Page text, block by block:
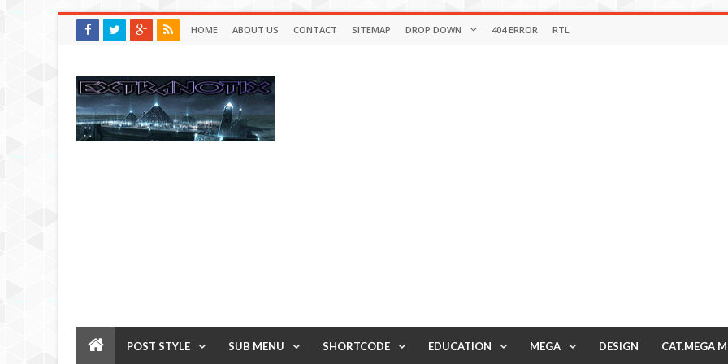
HOME ABOUT US CONTACT SITEMAP DROP DOWN 404 ERROR RTL
POST STYLE SUB MENU SHORTCODE EDUCATION MEGA DESIGN CAT.MEGA